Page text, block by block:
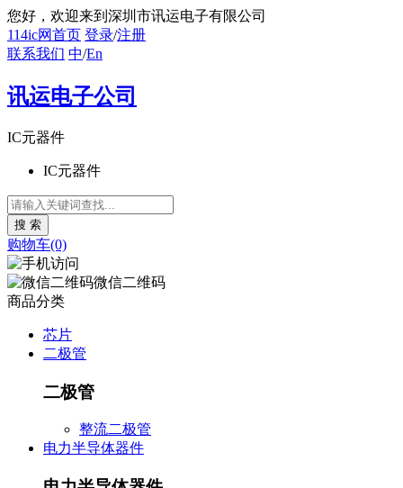
您好 ，欢迎来到深圳市讯运电子有限公司
114ic网首页 登录/注册
联系我们 中/En
讯运电子公司
IC元器件
IC元器件
购物车(0)
微信二维码
商品分类
芯片
二极管
二极管
整流二极管
电力半导体器件